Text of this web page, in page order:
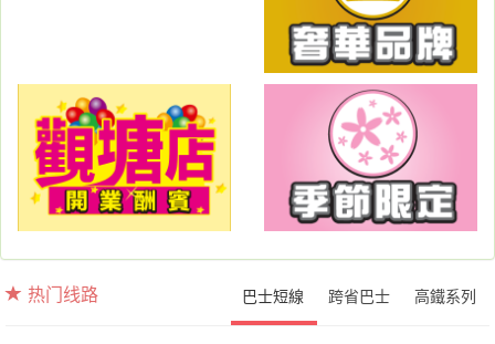
热门线路 巴士短線 跨省巴士 高鐵系列